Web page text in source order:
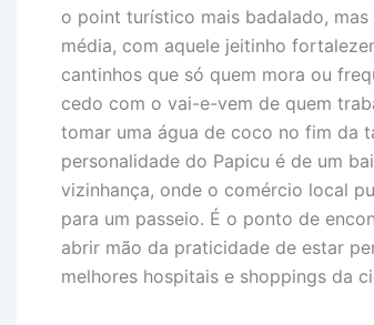
o point turístico mais badalado,
média, com aquele jeitinho
cantinhos que só quem mora ou
cedo com o vai-e-vem de quem
tomar uma água de coco no fim da
personalidade do Papicu é de um
vizinhança, onde o comércio local
para um passeio. É o ponto de
abrir mão da praticidade de estar
melhores hospitais e shoppings da